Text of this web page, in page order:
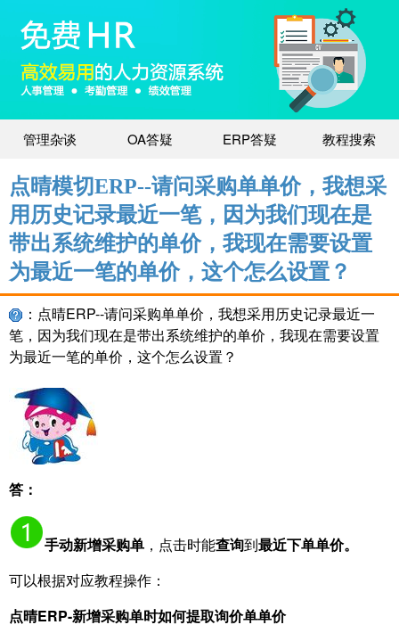
管理杂谈 OA答疑 ERP答疑 教程搜索
点晴模切ERP--请问采购单单价，我想采
用历史记录最近一笔，因为我们现在是
带出系统维护的单价，我现在需要设置
为最近一笔的单价，这个怎么设置？
：点晴ERP--请问采购单单价，我想采用历史记录最近一
笔，因为我们现在是带出系统维护的单价，我现在需要设置
为最近一笔的单价，这个怎么设置？
答：
手动新增采购单 ，点击时能查询到最近下单单价。
可以根据对应教程操作：
点晴ERP-新增采购单时如何提取询价单单价